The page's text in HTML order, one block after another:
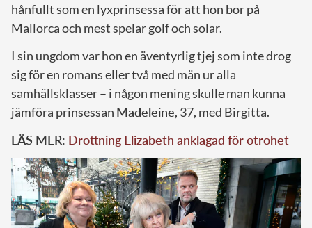
hånfullt som en lyxprinsessa för att hon bor på
Mallorca och mest spelar golf och solar.
I sin ungdom var hon en äventyrlig tjej som inte drog
sig för en romans eller två med män ur alla
samhällsklasser – i någon mening skulle man kunna
jämföra prinsessan Madeleine, 37, med Birgitta.
LÄS MER: Drottning Elizabeth anklagad för otrohet